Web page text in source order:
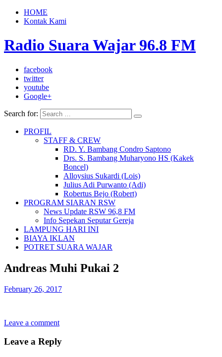
HOME
Kontak Kami
Radio Suara Wajar 96.8 FM
facebook
twitter
youtube
Google+
Search for:
PROFIL
STAFF & CREW
RD. Y. Bambang Condro Saptono
Drs. S. Bambang Muharyono HS (Kakek
Boncel)
Alloysius Sukardi (Lois)
Julius Adi Purwanto (Adi)
Robertus Bejo (Robert)
PROGRAM SIARAN RSW
News Update RSW 96,8 FM
Info Sepekan Seputar Gereja
LAMPUNG HARI INI
BIAYA IKLAN
POTRET SUARA WAJAR
Andreas Muhi Pukai 2
February 26, 2017
Leave a comment
Leave a Reply